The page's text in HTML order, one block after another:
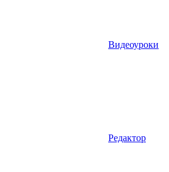
Видеоуроки
Редактор